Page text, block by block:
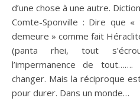
d’une chose à une autre.
Comte-Sponville : Dire que
demeure » comme fait
(panta rhei, tout
l’impermanence de
changer. Mais la réciproque
pour durer. Dans un monde…